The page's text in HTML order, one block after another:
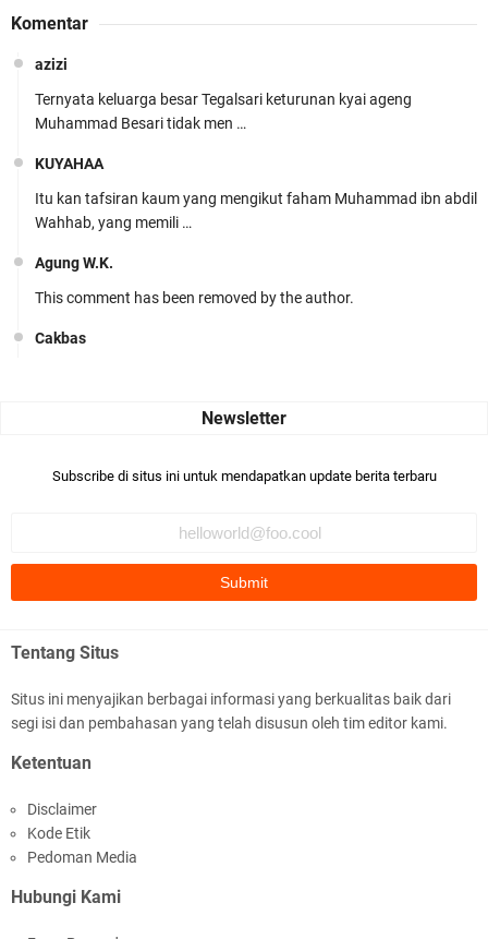
Komentar
azizi
Ternyata keluarga besar Tegalsari keturunan kyai ageng
Muhammad Besari tidak men …
KUYAHAA
Itu kan tafsiran kaum yang mengikut faham Muhammad ibn abdil
Wahhab, yang memili …
Agung W.K.
This comment has been removed by the author.
Cakbas
Bismillaah semoga pembuat artikel Alloh berikan pemahaman yg
Ada sejumlah pertanyaan kepada Anda dan jawablah dengan
mengikuti ust. K …
Anonymous
Anonymous
Subscribe di situs ini untuk mendapatkan update berita terbaru
Tentang Situs
Situs ini menyajikan berbagai informasi yang berkualitas baik dari
segi isi dan pembahasan yang telah disusun oleh tim editor kami.
Ketentuan
Disclaimer
Kode Etik
Pedoman Media
Hubungi Kami